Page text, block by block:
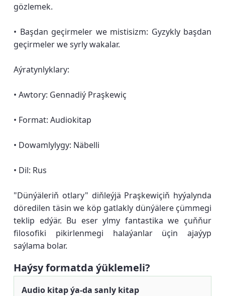
gözlemek.
• Başdan geçirmeler we mistisizm: Gyzykly başdan
geçirmeler we syrly wakalar.
Aýratynlyklary:
• Awtory: Gennadiý Praşkewiç
• Format: Audiokitap
• Dowamlylygy: Näbelli
• Dil: Rus
"Dünýäleriň otlary" diňleýjä Praşkewiçiň hyýalynda
döredilen täsin we köp gatlakly dünýälere çümmegi
teklip edýär. Bu eser ylmy fantastika we çuňňur
filosofiki pikirlenmegi halaýanlar üçin ajaýyp
saýlama bolar.
Haýsy formatda ýüklemeli?
Audio kitap ýa-da sanly kitap